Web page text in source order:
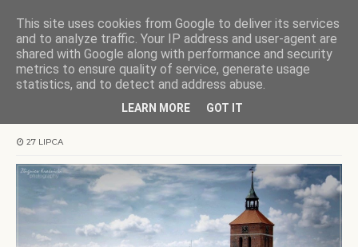
KOCHAMY WARMIĘ
Strona główna Warmia Reszel - zabytkowa perła Warmii
Reszel - zabytkowa perła Warmii
27 LIPCA
This site uses cookies from Google to deliver its services
and to analyze traffic. Your IP address and user-agent are
shared with Google along with performance and security
metrics to ensure quality of service, generate usage
statistics, and to detect and address abuse.
LEARN MORE GOT IT